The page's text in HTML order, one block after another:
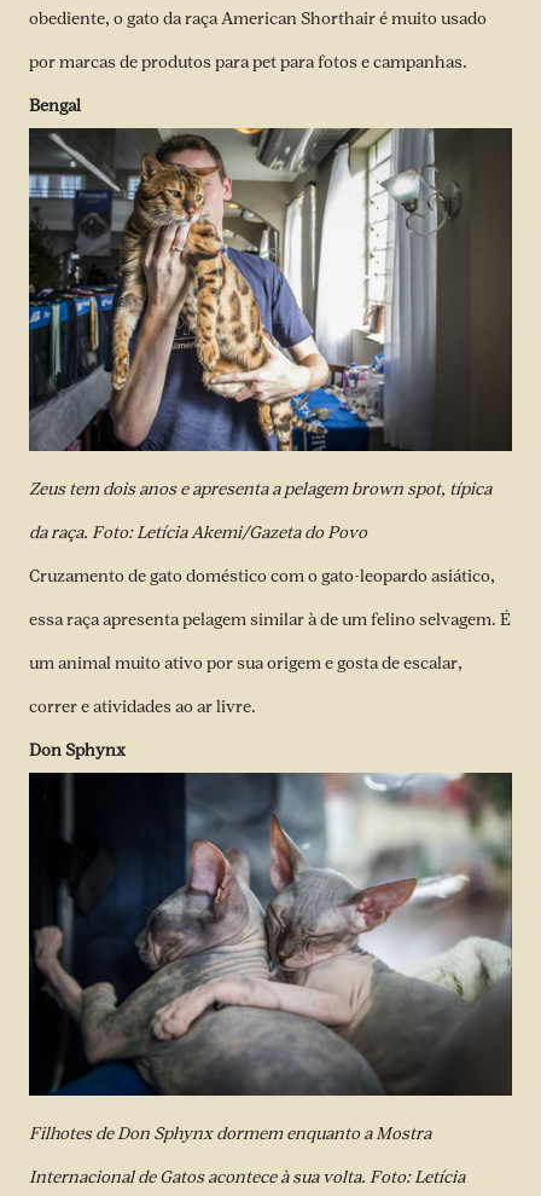
obediente, o gato da raça American Shorthair é muito usado
por marcas de produtos para pet para fotos e campanhas.
Bengal
Zeus tem dois anos e apresenta a pelagem brown spot, típica
da raça. Foto: Letícia Akemi/Gazeta do Povo
Cruzamento de gato doméstico com o gato-leopardo asiático,
essa raça apresenta pelagem similar à de um felino selvagem. É
um animal muito ativo por sua origem e gosta de escalar,
correr e atividades ao ar livre.
Don Sphynx
Filhotes de Don Sphynx dormem enquanto a Mostra
Internacional de Gatos acontece à sua volta. Foto: Letícia